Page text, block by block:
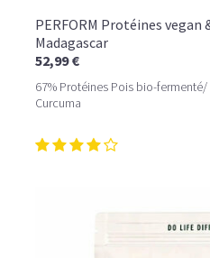
PERFORM Protéines vegan
Madagascar
52,99 €
67% Protéines Pois bio-fermenté/
Curcuma